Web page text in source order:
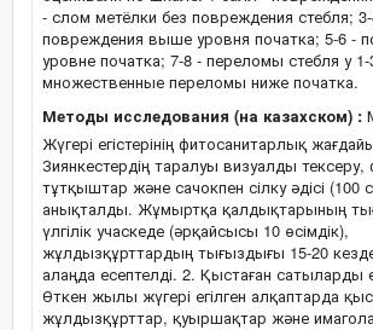
- слом метёлки без повреждения стебля;
повреждения выше уровня початка; 5-6 -
уровне початка; 7-8 - переломы стебля у
множественные переломы ниже початка.
Методы исследования (на казахском) :
Жүгері егістерінің фитосанитарлық
Зиянкестердің таралуы визуалды
тұтқыштар және сачокпен сілку әдісі
анықталды. Жұмыртқа қалдықтарының
үлгілік учаскеде (әрқайсысы 10 өсімдік),
жұлдызқұрттардың тығыздығы 15-20
алаңда есептелді. 2. Қыстаған сатыларды
Өткен жылы жүгері егілген алқаптарда
жұлдызқұрттар, қуыршақтар және